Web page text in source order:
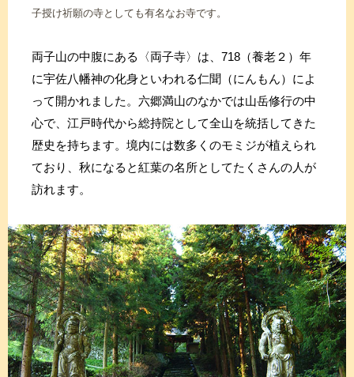
子授け祈願の寺としても有名なお寺です。
両子山の中腹にある〈両子寺〉は、718（養老２）年
に宇佐八幡神の化身といわれる仁聞（にんもん）によ
って開かれました。六郷満山のなかでは山岳修行の中
心で、江戸時代から総持院として全山を統括してきた
歴史を持ちます。境内には数多くのモミジが植えられ
ており、秋になると紅葉の名所としてたくさんの人が
訪れます。